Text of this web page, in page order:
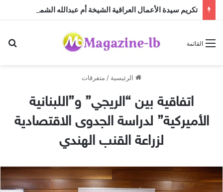
تكريم سيدة الأعمال العراقية الشيخة أم عبدالله الشمري
القائمة
الرئيسية / متفرقات
اتفاقية بين “الريجي” و”اللبنانية
الأميركية” لدراسة الجدوى الاقتصادية
لزراعة القنب الهندي